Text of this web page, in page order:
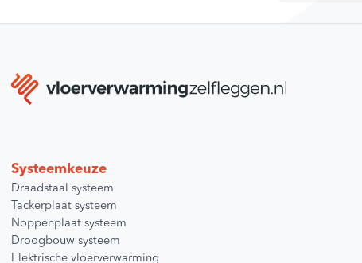
Systeemkeuze
Draadstaal systeem
Tackerplaat systeem
Noppenplaat systeem
Droogbouw systeem
Elektrische vloerverwarming